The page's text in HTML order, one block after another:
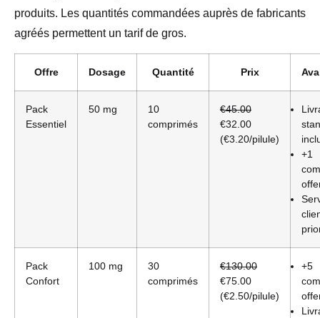
produits. Les quantités commandées auprès de fabricants
agréés permettent un tarif de gros.
Offre Dosage Quantité Prix
Pack
Essentiel
50 mg
10
comprimés
€45.00
€32.00
(€3.20/pilule)
+1
Pack
Confort
100 mg
30
comprimés
€130.00
€75.00
(€2.50/pilule)
+5